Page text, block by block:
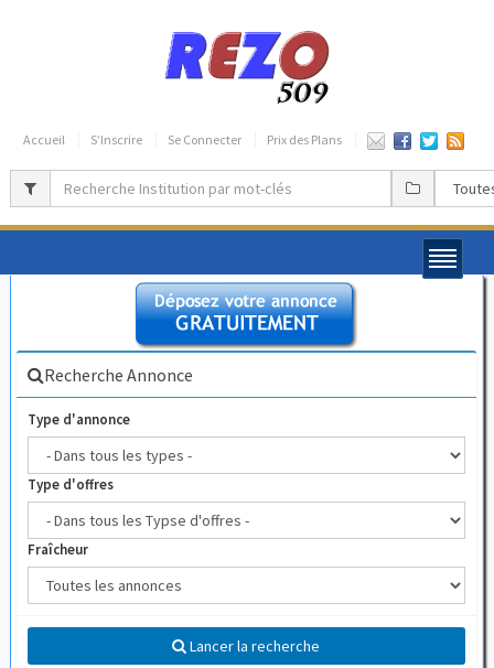
Accueil S’Inscrire Se Connecter Prix des Plans
Recherche Annonce
Type d'annonce
Type d'offres
Fraîcheur
Lancer la recherche